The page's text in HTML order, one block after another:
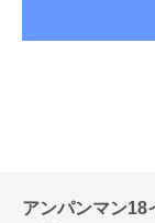
アンパンマン18